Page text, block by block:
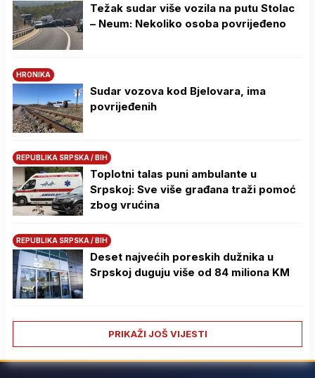
Težak sudar više vozila na putu Stolac
– Neum: Nekoliko osoba povrijeđeno
HRONIKA
Sudar vozova kod Bjelovara, ima
povrijeđenih
REPUBLIKA SRPSKA / BIH
Toplotni talas puni ambulante u
Srpskoj: Sve više građana traži pomoć
zbog vrućina
REPUBLIKA SRPSKA / BIH
Deset najvećih poreskih dužnika u
Srpskoj duguju više od 84 miliona KM
PRIKAŽI JOŠ VIJESTI